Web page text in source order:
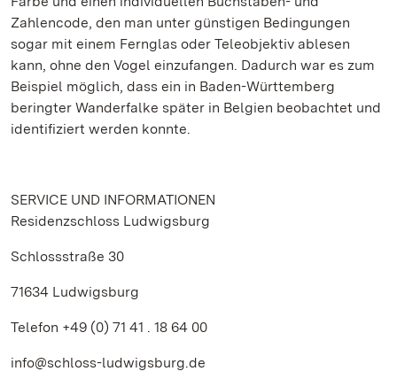
Zahlencode, den man unter günstigen Bedingungen
sogar mit einem Fernglas oder Teleobjektiv ablesen
kann, ohne den Vogel einzufangen. Dadurch war es zum
Beispiel möglich, dass ein in Baden-Württemberg
beringter Wanderfalke später in Belgien beobachtet und
identifiziert werden konnte.
SERVICE UND INFORMATIONEN
Residenzschloss Ludwigsburg
Schlossstraße 30
71634 Ludwigsburg
Telefon +49 (0) 71 41 . 18 64 00
info@schloss-ludwigsburg.de